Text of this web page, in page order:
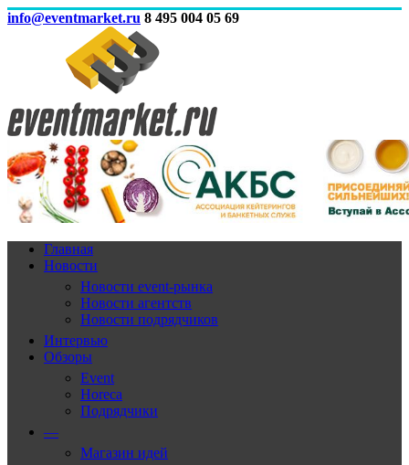
info@eventmarket.ru 8 495 004 05 69
Главная
Новости
Новости event-рынка
Новости агентств
Новости подрядчиков
Интервью
Обзоры
Event
Horeca
Подрядчики
—
Магазин идей